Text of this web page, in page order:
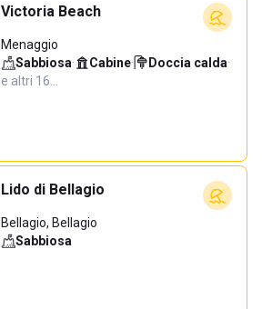
Victoria Beach
Menaggio
Sabbiosa· Cabine· Doccia calda·
e altri 16…
Lido di Bellagio
Bellagio, Bellagio
Sabbiosa